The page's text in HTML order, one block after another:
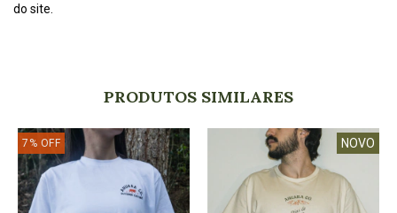
do site.
PRODUTOS SIMILARES
7 % OFF NOVO